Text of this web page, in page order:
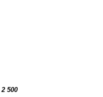
2 500